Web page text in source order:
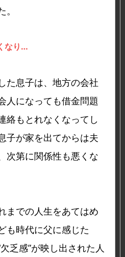
なり…
た息子は、地方の会社
人になっても借金問題
絡もとれなくなってし
子が家を出てからは夫
次第に関係性も悪くな
までの人生をあてはめ
も時代に父に感じた
乏感”が映し出された人